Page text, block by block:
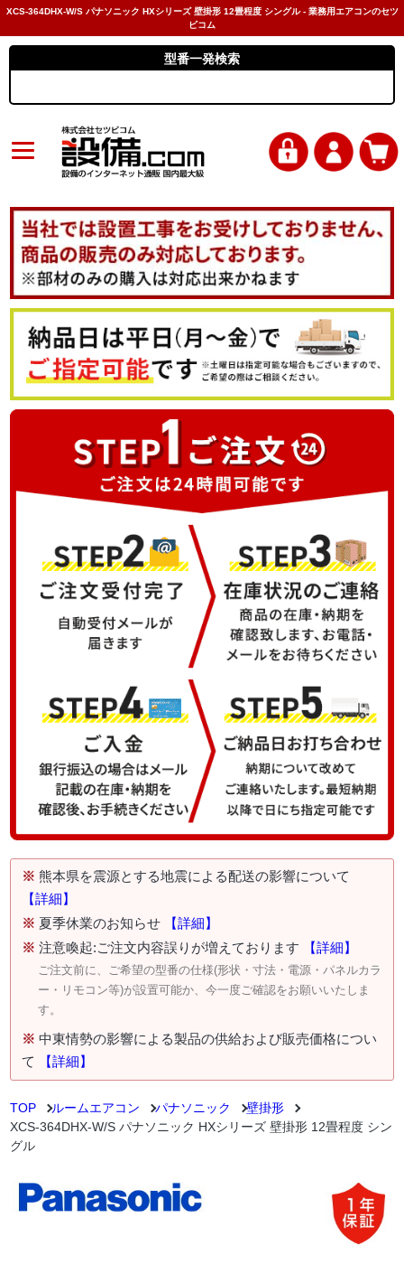
XCS-364DHX-W/S パナソニック HXシリーズ 壁掛形 12畳程度 シングル - 業務用エアコンのセツ
ビコム
型番一発検索
※ 熊本県を震源とする地震による配送の影響について
【詳細】
※ 夏季休業のお知らせ
【詳細】
※ 注意喚起:ご注文内容誤りが増えております 【詳細】
ご注文前に、ご希望の型番の仕様(形状・寸法・電源・パネルカラ
ー・リモコン等)が設置可能か、今一度ご確認をお願いいたしま
す。
※ 中東情勢の影響による製品の供給および販売価格につい
て
【詳細】
TOP ルームエアコン パナソニック
壁掛形
XCS-364DHX-W/S パナソニック HXシリーズ 壁掛形 12畳程度 シン
グル